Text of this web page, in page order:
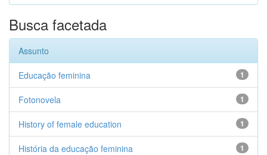
Busca facetada
Assunto
1
Educação feminina
1
Fotonovela
1
History of female education
1
História da educação feminina